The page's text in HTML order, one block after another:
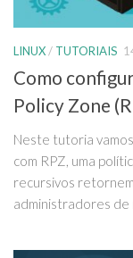
LINUX/ TUTORIAIS
Como
Policy Zone
Neste tutoria
com RPZ, uma
recursivos
administradores de